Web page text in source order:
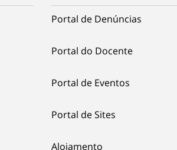
Portal de Denúncias
Portal do Docente
Portal de Eventos
Portal de Sites
Alojamento